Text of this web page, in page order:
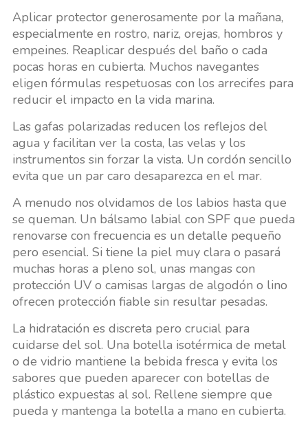
Aplicar protector generosamente por la mañana,
especialmente en rostro, nariz, orejas, hombros y
empeines. Reaplicar después del baño o cada
pocas horas en cubierta. Muchos navegantes
eligen fórmulas respetuosas con los arrecifes para
reducir el impacto en la vida marina.
Las gafas polarizadas reducen los reflejos del
agua y facilitan ver la costa, las velas y los
instrumentos sin forzar la vista. Un cordón sencillo
evita que un par caro desaparezca en el mar.
A menudo nos olvidamos de los labios hasta que
se queman. Un bálsamo labial con SPF que pueda
renovarse con frecuencia es un detalle pequeño
pero esencial. Si tiene la piel muy clara o pasará
muchas horas a pleno sol, unas mangas con
protección UV o camisas largas de algodón o lino
ofrecen protección fiable sin resultar pesadas.
La hidratación es discreta pero crucial para
cuidarse del sol. Una botella isotérmica de metal
o de vidrio mantiene la bebida fresca y evita los
sabores que pueden aparecer con botellas de
plástico expuestas al sol. Rellene siempre que
pueda y mantenga la botella a mano en cubierta.